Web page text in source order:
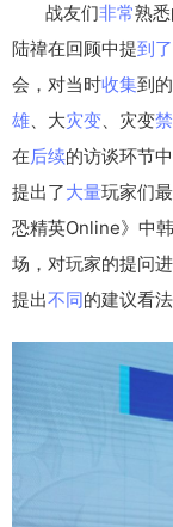
战友们非常熟
陆禕在回顾中提到了
会，对当时收集到
雄 、大灾变 、灾变
在后续的访谈环节中
提出了大量玩家们
恐精英Online》中韩
场，对玩家的提问
提出不同的建议看